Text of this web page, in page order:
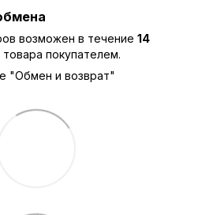
возможен в течение 14
покупателем.
"Обмен и возврат"